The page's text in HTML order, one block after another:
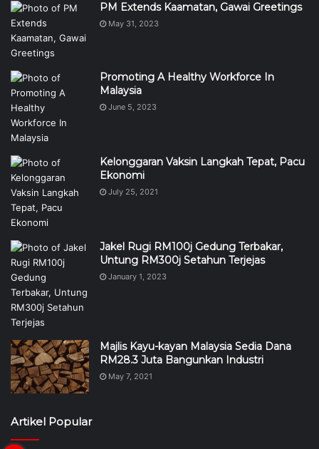
PM Extends Kaamatan, Gawai Greetings
May 31, 2023
Promoting A Healthy Workforce In
Malaysia
June 5, 2023
Kelonggaran Vaksin Langkah Tepat, Pacu
Ekonomi
July 25, 2021
Jakel Rugi RM100j Gedung Terbakar,
Untung RM300j Setahun Terjejas
January 1, 2023
Majlis Kayu-kayan Malaysia Sedia Dana
RM28.3 Juta Bangunkan Industri
May 7, 2021
Artikel Popular